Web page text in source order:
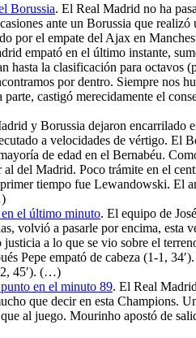
Borussia. El Real Madrid no ha
ante un Borussia que
por el empate del Ajax en
empató en el último instante,
hasta la clasificación para
por dentro. Siempre
castigó merecidamente el
y Borussia dejaron encarrilado
a velocidades de vértigo. El
de edad en el Bernabéu.
del Madrid. Poco trámite en el
tiempo fue Lewandowski. El
el último minuto. El equipo de
volvió a pasarle por encima,
a lo que se vio sobre el
Pepe empató de cabeza (1-1,
2, 45′). (…)
en el minuto 89. El Real
que decir en esta Champions.
al juego. Mourinho apostó de